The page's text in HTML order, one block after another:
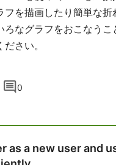
フを描画したり簡単な折
ろなグラフをおこなう
さい。
comment0
as a new user and